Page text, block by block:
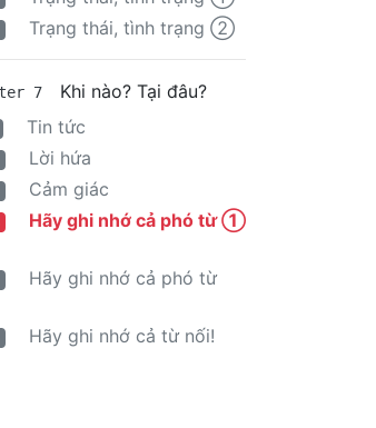
Trạng thái, tình trạng ②
7 Khi nào? Tại đâu?
Tin tức
Lời hứa
Cảm giác
Hãy ghi nhớ cả phó từ ①
Hãy ghi nhớ cả phó từ
Hãy ghi nhớ cả từ nối!